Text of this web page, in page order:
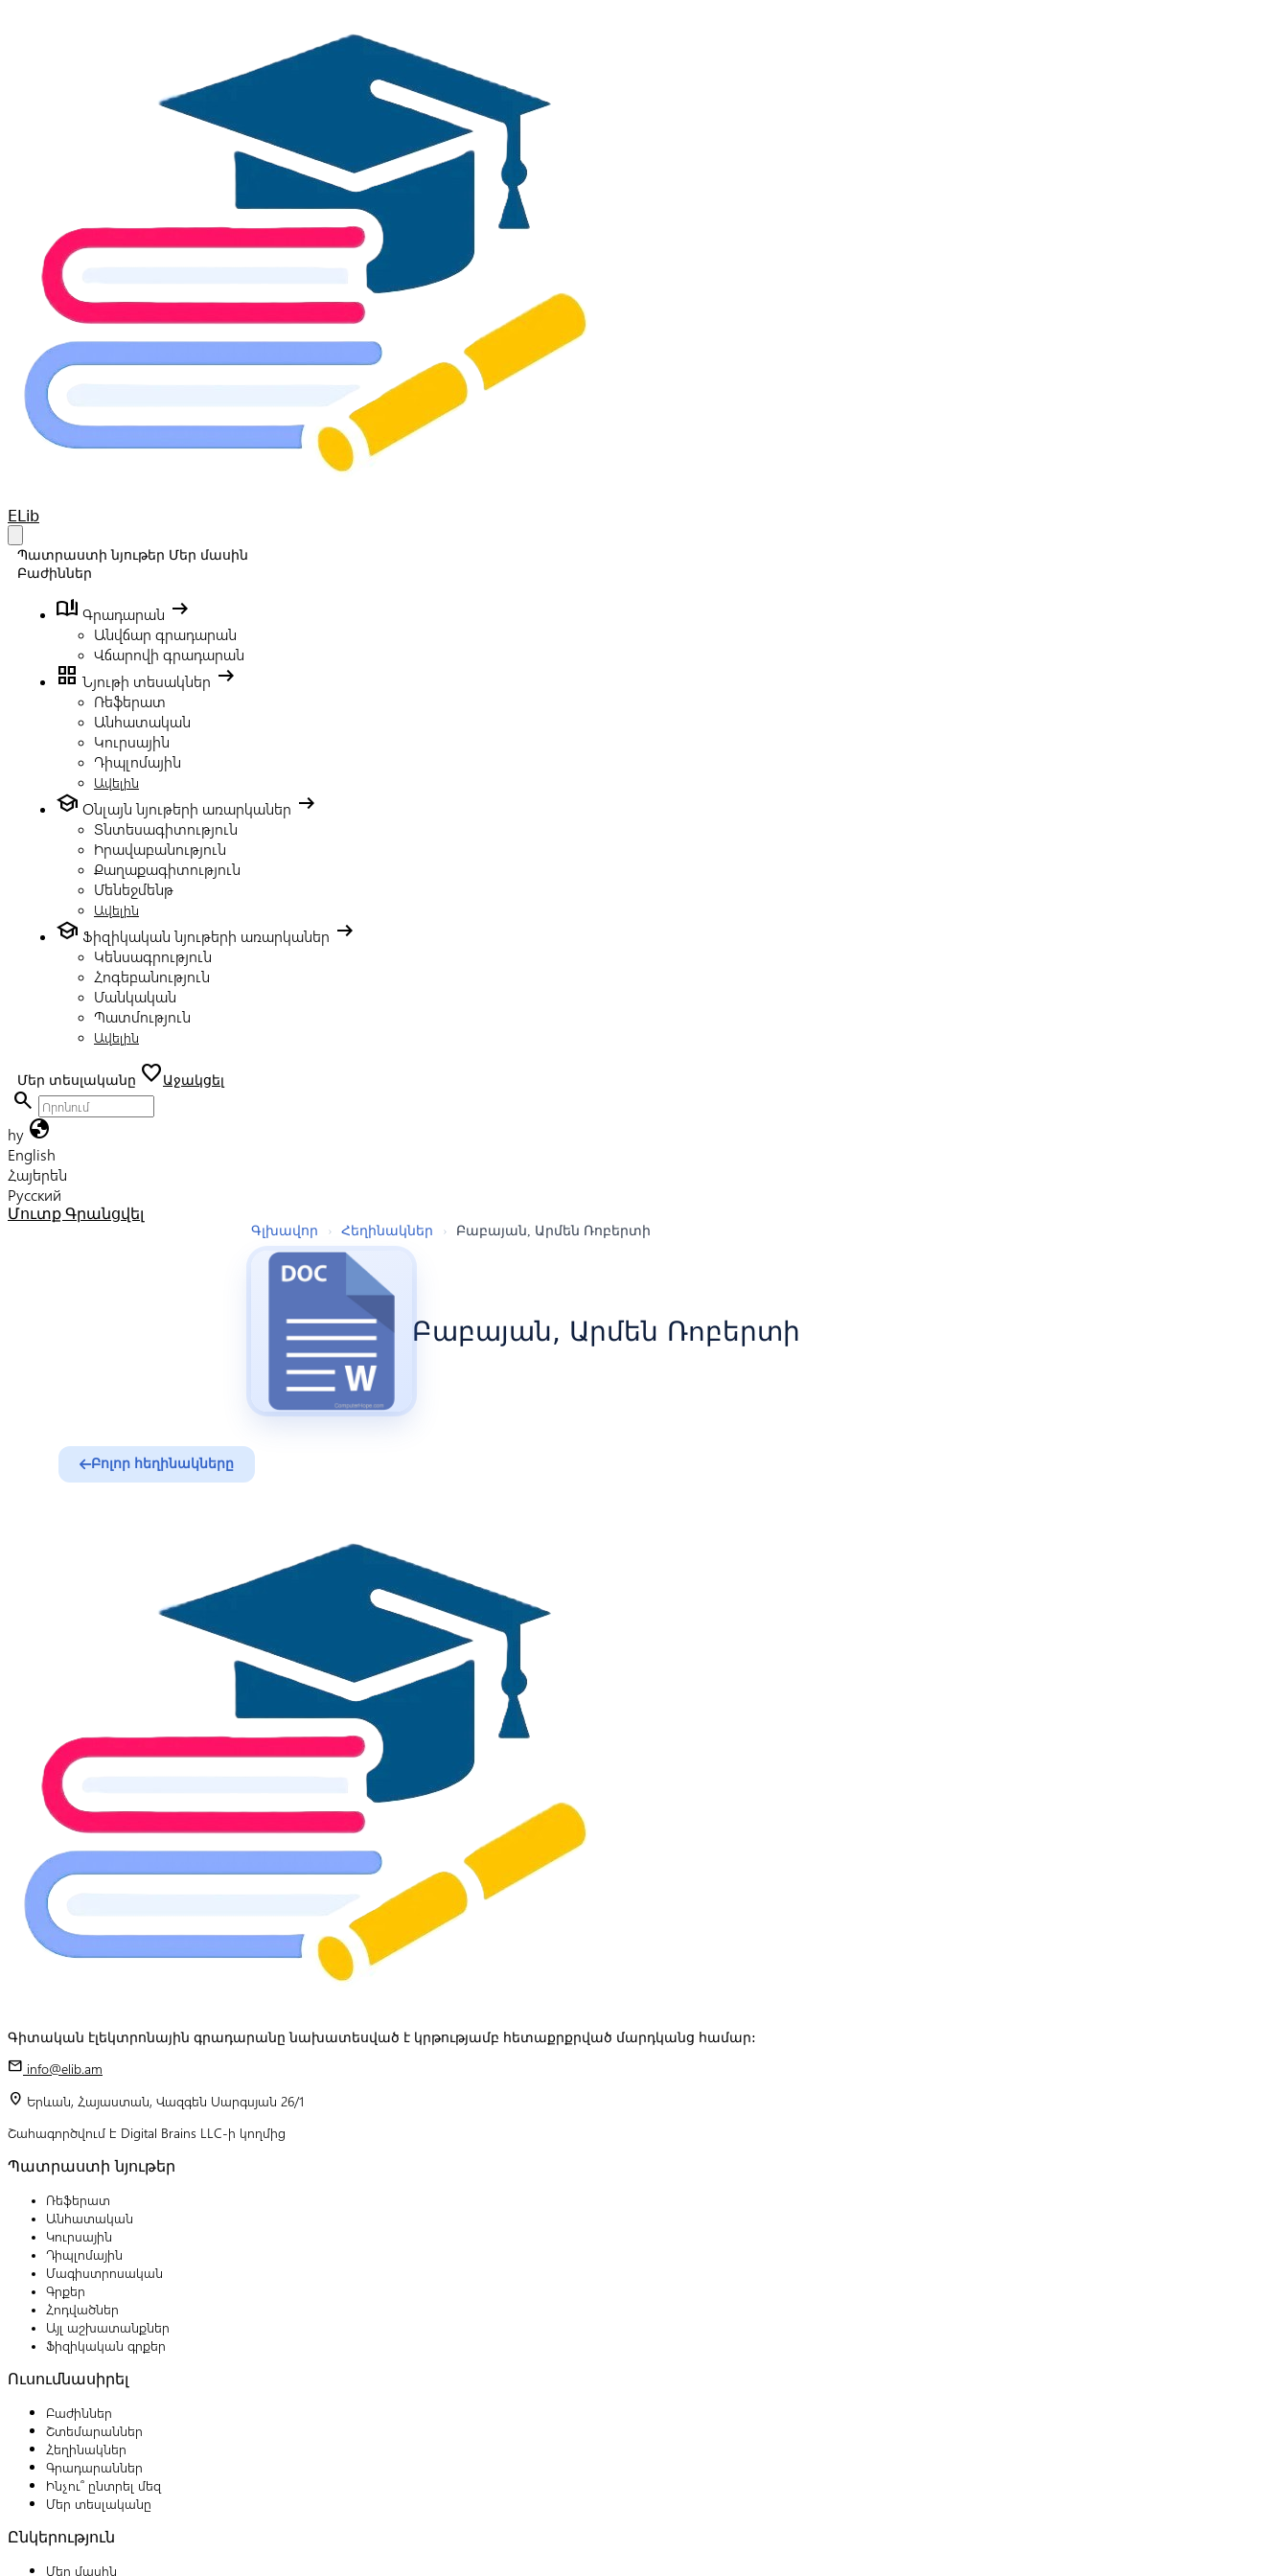
Your Company
ELib
Պատրաստի նյութեր Մեր մասին
Բաժիններ
book_ribbon Գրադարան arrow_right_alt
Անվճար գրադարան
Վճարովի գրադարան
grid_view Նյութի տեսակներ arrow_right_alt
Ռեֆերատ
Անհատական
Կուրսային
Դիպլոմային
Ավելին
school Օնլայն նյութերի առարկաներ arrow_right_alt
Տնտեսագիտություն
Իրավաբանություն
Քաղաքագիտություն
Մենեջմենթ
Ավելին
school Ֆիզիկական նյութերի առարկաներ arrow_right_alt
Կենսագրություն
Հոգեբանություն
Մանկական
Պատմություն
Ավելին
Մեր տեսլականը favoriteԱջակցել
search
hy globe
English
Հայերեն
Русский
Մուտք Գրանցվել
Գլխավոր › Հեղինակներ › Բաբայան, Արմեն Ռոբերտի
Բաբայան, Արմեն Ռոբերտի
Բոլոր հեղինակները
Գիտական էլեկտրոնային գրադարանը նախատեսված է կրթությամբ հետաքրքրված մարդկանց համար:
mail info@elib.am
location_on Երևան, Հայաստան, Վազգեն Սարգսյան 26/1
Շահագործվում է Digital Brains LLC-ի կողմից
Պատրաստի նյութեր
Ռեֆերատ
Անհատական
Կուրսային
Դիպլոմային
Մագիստրոսական
Գրքեր
Հոդվածներ
Այլ աշխատանքներ
Ֆիզիկական գրքեր
Ուսումնասիրել
Բաժիններ
Շտեմարաններ
Հեղինակներ
Գրադարաններ
Ինչու՞ ընտրել մեզ
Մեր տեսլականը
Ընկերություն
Մեր մասին